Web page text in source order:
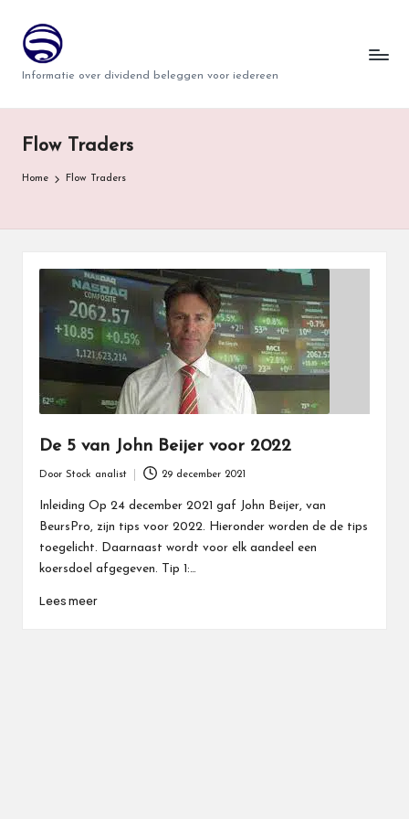
T
w
i
n
d
r
Informatie over dividend beleggen voor iedereen
Flow Traders
Home Flow Traders
De 5 van John Beijer voor 2022
door
Door Stock analist 29 december 2021
Inleiding Op 24 december 2021 gaf John Beijer, van
BeursPro, zijn tips voor 2022. Hieronder worden de de tips
toegelicht. Daarnaast wordt voor elk aandeel een
koersdoel afgegeven. Tip 1:…
Lees meer